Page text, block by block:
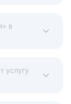
в
услугу